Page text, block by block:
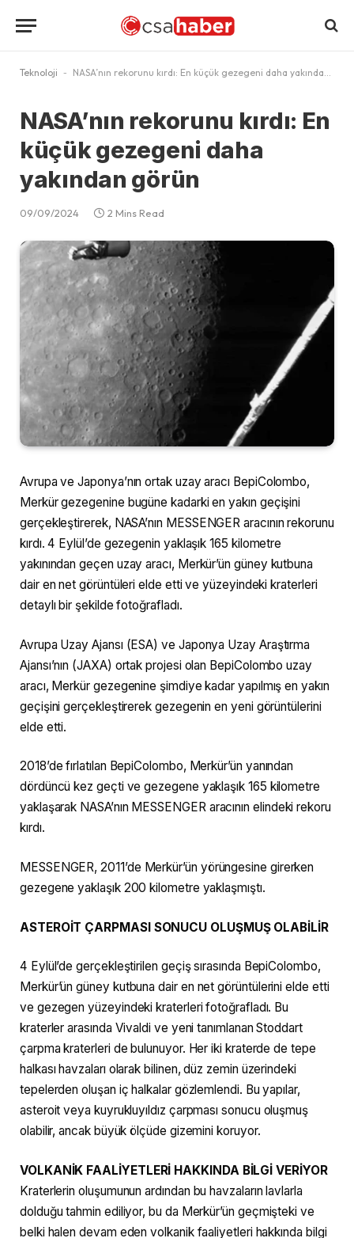
Teknoloji - NASA’nın rekorunu kırdı: En küçük gezegeni daha yakından görün
NASA’nın rekorunu kırdı: En
küçük gezegeni daha
yakından görün
09/09/2024 2 Mins Read
Avrupa ve Japonya’nın ortak uzay aracı BepiColombo,
Merkür gezegenine bugüne kadarki en yakın geçişini
gerçekleştirerek, NASA’nın MESSENGER aracının rekorunu
kırdı. 4 Eylül’de gezegenin yaklaşık 165 kilometre
yakınından geçen uzay aracı, Merkür’ün güney kutbuna
dair en net görüntüleri elde etti ve yüzeyindeki kraterleri
detaylı bir şekilde fotoğrafladı.
Avrupa Uzay Ajansı (ESA) ve Japonya Uzay Araştırma
Ajansı’nın (JAXA) ortak projesi olan BepiColombo uzay
aracı, Merkür gezegenine şimdiye kadar yapılmış en yakın
geçişini gerçekleştirerek gezegenin en yeni görüntülerini
elde etti.
2018’de fırlatılan BepiColombo, Merkür’ün yanından
dördüncü kez geçti ve gezegene yaklaşık 165 kilometre
yaklaşarak NASA’nın MESSENGER aracının elindeki rekoru
kırdı.
MESSENGER, 2011’de Merkür’ün yörüngesine girerken
gezegene yaklaşık 200 kilometre yaklaşmıştı.
ASTEROİT ÇARPMASI SONUCU OLUŞMUŞ OLABİLİR
4 Eylül’de gerçekleştirilen geçiş sırasında BepiColombo,
Merkür’ün güney kutbuna dair en net görüntülerini elde etti
ve gezegen yüzeyindeki kraterleri fotoğrafladı. Bu
kraterler arasında Vivaldi ve yeni tanımlanan Stoddart
çarpma kraterleri de bulunuyor. Her iki kraterde de tepe
halkası havzaları olarak bilinen, düz zemin üzerindeki
tepelerden oluşan iç halkalar gözlemlendi. Bu yapılar,
asteroit veya kuyrukluyıldız çarpması sonucu oluşmuş
olabilir, ancak büyük ölçüde gizemini koruyor.
VOLKANİK FAALİYETLERİ HAKKINDA BİLGİ VERİYOR
Kraterlerin oluşumunun ardından bu havzaların lavlarla
dolduğu tahmin ediliyor, bu da Merkür’ün geçmişteki ve
belki halen devam eden volkanik faaliyetleri hakkında bilgi